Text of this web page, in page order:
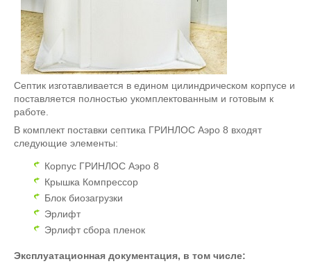
Септик изготавливается в едином цилиндрическом корпусе и
поставляется полностью укомплектованным и готовым к
работе.
В комплект поставки септика ГРИНЛОС Аэро 8 входят
следующие элементы:
Корпус ГРИНЛОС Аэро 8
Крышка Компрессор
Блок биозагрузки
Эрлифт
Эрлифт сбора пленок
Эксплуатационная документация, в том числе: